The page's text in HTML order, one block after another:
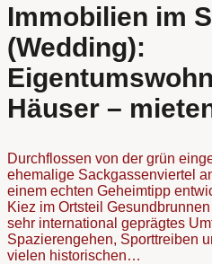
Immobilien im
(Wedding):
Häuser –
Durchflossen von der grün
ehemalige Sackgassenviertel
einem echten Geheimtipp
Kiez im Ortsteil
sehr international geprägtes
Spazierengehen, Sporttreiben
vielen historischen…